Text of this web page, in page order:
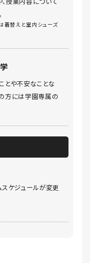
着替えと室内シューズ
とや不安なことな
方には学園専属の
スケジュールが変更